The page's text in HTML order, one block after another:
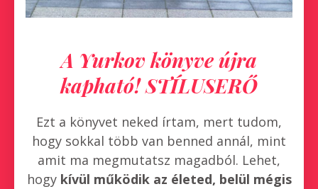
A Yurkov könyve újra
kapható! STÍLUSERŐ
Ezt a könyvet neked írtam, mert tudom,
hogy sokkal több van benned annál, mint
amit ma megmutatsz magadból. Lehet,
hogy kívül működik az életed, belül mégis